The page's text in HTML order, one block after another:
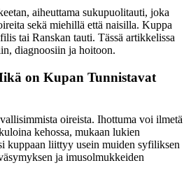
aiheuttama sukupuolitauti, joka
sekä miehillä että naisilla. Kuppa
tai Ranskan tauti. Tässä artikkelissa
diagnoosiin ja hoitoon.
on Kupan Tunnistavat
oireista. Ihottuma voi ilmetä
kehossa, mukaan lukien
kuppaan liittyy usein muiden syfiliksen
ja imusolmukkeiden